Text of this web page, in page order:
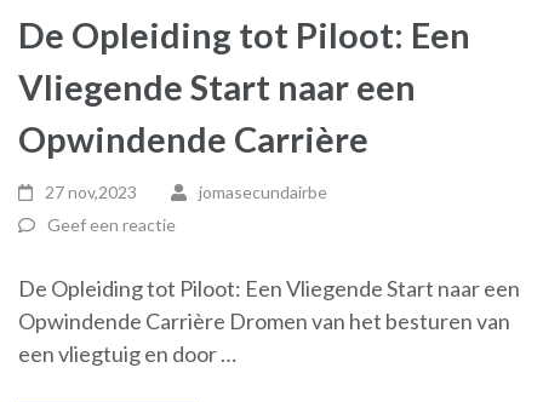
De Opleiding tot Piloot: Een
Vliegende Start naar een
Opwindende Carrière
27 nov,2023
jomasecundairbe
Geef een reactie
De Opleiding tot Piloot: Een Vliegende Start naar een
Opwindende Carrière Dromen van het besturen van
een vliegtuig en door …